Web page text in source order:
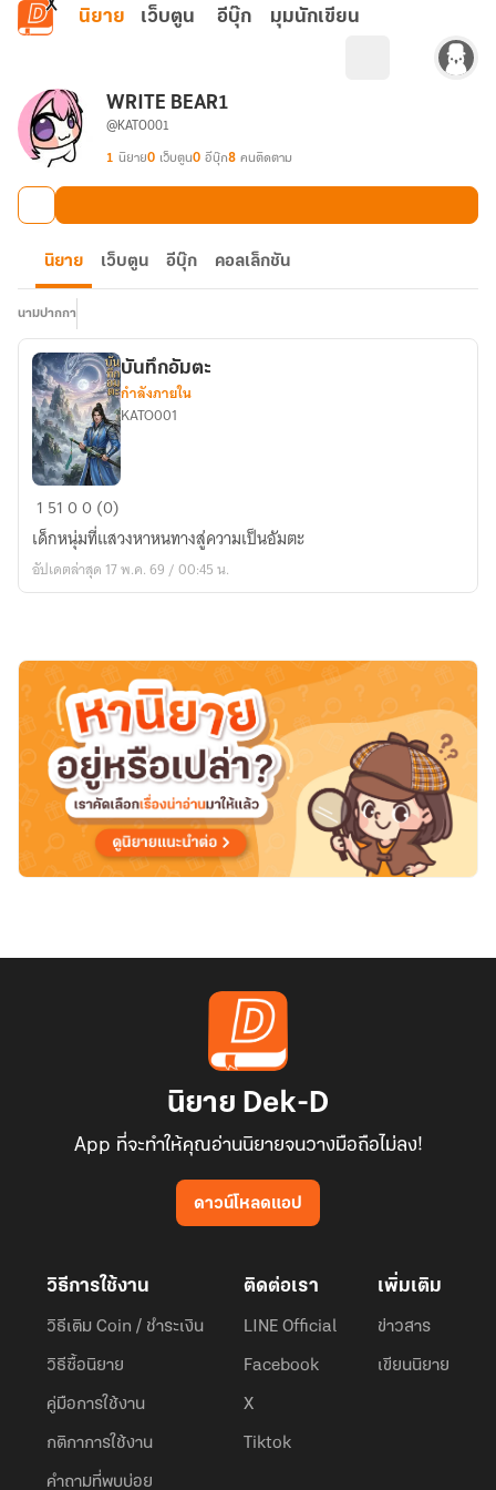
ข้ามไปยังเนื้อหาหลัก
นิยาย เว็บตูน อีบุ๊ก มุมนักเขียน
WRITE BEAR1
@KATO001
1 นิยาย0 เว็บตูน0 อีบุ๊ก8 คนติดตาม
นิยาย เว็บตูน อีบุ๊ก คอลเล็กชัน
นามปากกา
บันทึก
อัม
ตะ
บันทึกอัมตะ
กำลังภายใน
KATO001
1 5100 (0)
เด็กหนุ่มที่แสวงหาหนทางสู่ความเป็นอัมตะ
อัปเดตล่าสุด 17 พ.ค. 69 / 00:45 น.
นิยาย Dek-D
App ที่จะทำให้คุณอ่านนิยายจนวางมือถือไม่ลง!
ดาวน์โหลดแอป
วิธีการใช้งาน
วิธีเติม Coin / ชำระเงิน
วิธีซื้อนิยาย
คู่มือการใช้งาน
กติกาการใช้งาน
คำถามที่พบบ่อย
ติดต่อเรา
LINE Official
Facebook
X
Tiktok
เพิ่มเติม
ข่าวสาร
เขียนนิยาย